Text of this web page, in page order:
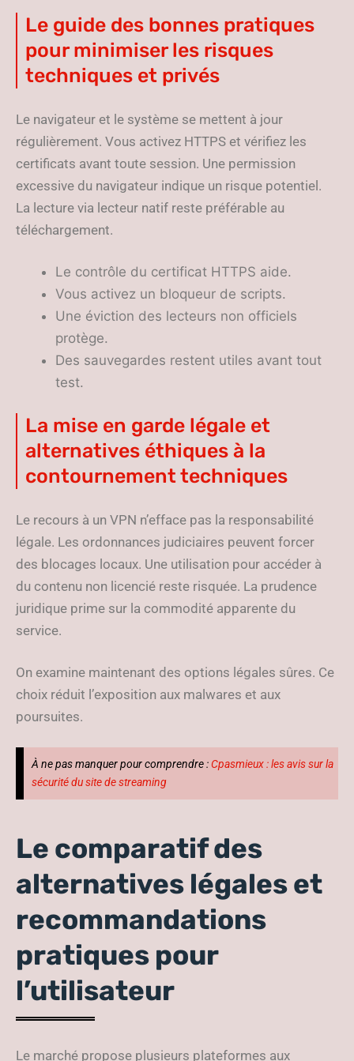
Le guide des bonnes pratiques
pour minimiser les risques
techniques et privés
Le navigateur et le système se mettent à jour
régulièrement. Vous activez HTTPS et vérifiez les
certificats avant toute session. Une permission
excessive du navigateur indique un risque potentiel.
La lecture via lecteur natif reste préférable au
téléchargement.
Le contrôle du certificat HTTPS aide.
Vous activez un bloqueur de scripts.
Une éviction des lecteurs non officiels
protège.
Des sauvegardes restent utiles avant tout
test.
La mise en garde légale et
alternatives éthiques à la
contournement techniques
Le recours à un VPN n’efface pas la responsabilité
légale. Les ordonnances judiciaires peuvent forcer
des blocages locaux. Une utilisation pour accéder à
du contenu non licencié reste risquée. La prudence
juridique prime sur la commodité apparente du
service.
On examine maintenant des options légales sûres. Ce
choix réduit l’exposition aux malwares et aux
poursuites.
À ne pas manquer pour comprendre : Cpasmieux : les avis sur la
sécurité du site de streaming
Le comparatif des
alternatives légales et
recommandations
pratiques pour
l’utilisateur
Le marché propose plusieurs plateformes aux